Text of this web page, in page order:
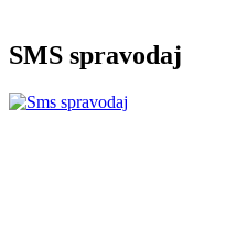
SMS spravodaj